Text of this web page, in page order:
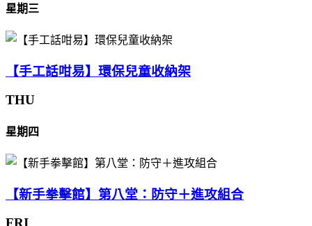
星期三
【手工話咁易】環保兒童收納架
THU
星期四
【新手拳擊館】第八堂：防守＋進攻組合
FRI